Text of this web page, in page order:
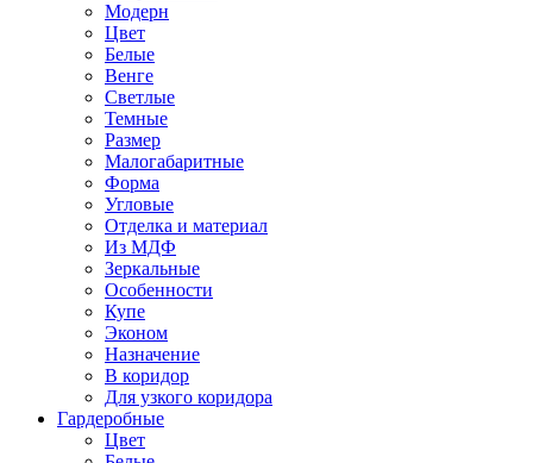
Модерн
Цвет
Белые
Венге
Светлые
Темные
Размер
Малогабаритные
Форма
Угловые
Отделка и материал
Из МДФ
Зеркальные
Особенности
Купе
Эконом
Назначение
В коридор
Для узкого коридора
Гардеробные
Цвет